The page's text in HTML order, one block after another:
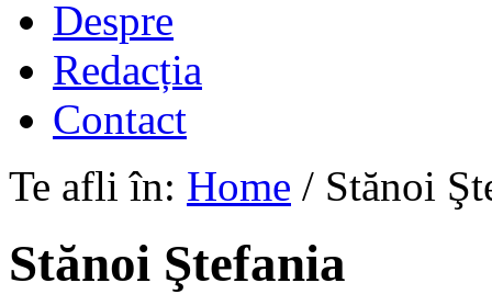
Despre
Redacția
Contact
Te afli în: Home / Stănoi
Stănoi Ştefania